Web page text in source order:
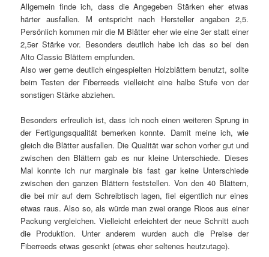
Allgemein finde ich, dass die Angegeben Stärken eher etwas
härter ausfallen. M entspricht nach Hersteller angaben 2,5.
Persönlich kommen mir die M Blätter eher wie eine 3er statt einer
2,5er Stärke vor. Besonders deutlich habe ich das so bei den
Alto Classic Blättern empfunden.
Also wer gerne deutlich eingespielten Holzblättern benutzt, sollte
beim Testen der Fiberreeds vielleicht eine halbe Stufe von der
sonstigen Stärke abziehen.
Besonders erfreulich ist, dass ich noch einen weiteren Sprung in
der Fertigungsqualität bemerken konnte. Damit meine ich, wie
gleich die Blätter ausfallen. Die Qualität war schon vorher gut und
zwischen den Blättern gab es nur kleine Unterschiede. Dieses
Mal konnte ich nur marginale bis fast gar keine Unterschiede
zwischen den ganzen Blättern feststellen. Von den 40 Blättern,
die bei mir auf dem Schreibtisch lagen, fiel eigentlich nur eines
etwas raus. Also so, als würde man zwei orange Ricos aus einer
Packung vergleichen. Vielleicht erleichtert der neue Schnitt auch
die Produktion. Unter anderem wurden auch die Preise der
Fiberreeds etwas gesenkt (etwas eher seltenes heutzutage).